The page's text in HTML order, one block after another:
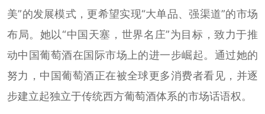
美”的发展模式，更希望实现“大单品、强渠道”的市场
布局。她以“中国天塞，世界名庄”为目标，致力于推
动中国葡萄酒在国际市场上的进一步崛起。通过她的
努力，中国葡萄酒正在被全球更多消费者看见，并逐
步建立起独立于传统西方葡萄酒体系的市场话语权。